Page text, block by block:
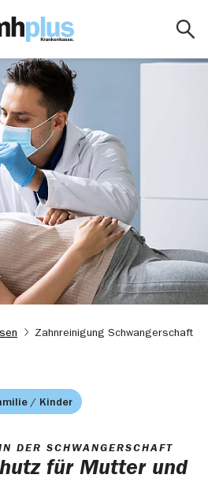
Zahnreinigung Schwangerschaft
/ Kinder
DER SCHWANGERSCHAFT
für Mutter und